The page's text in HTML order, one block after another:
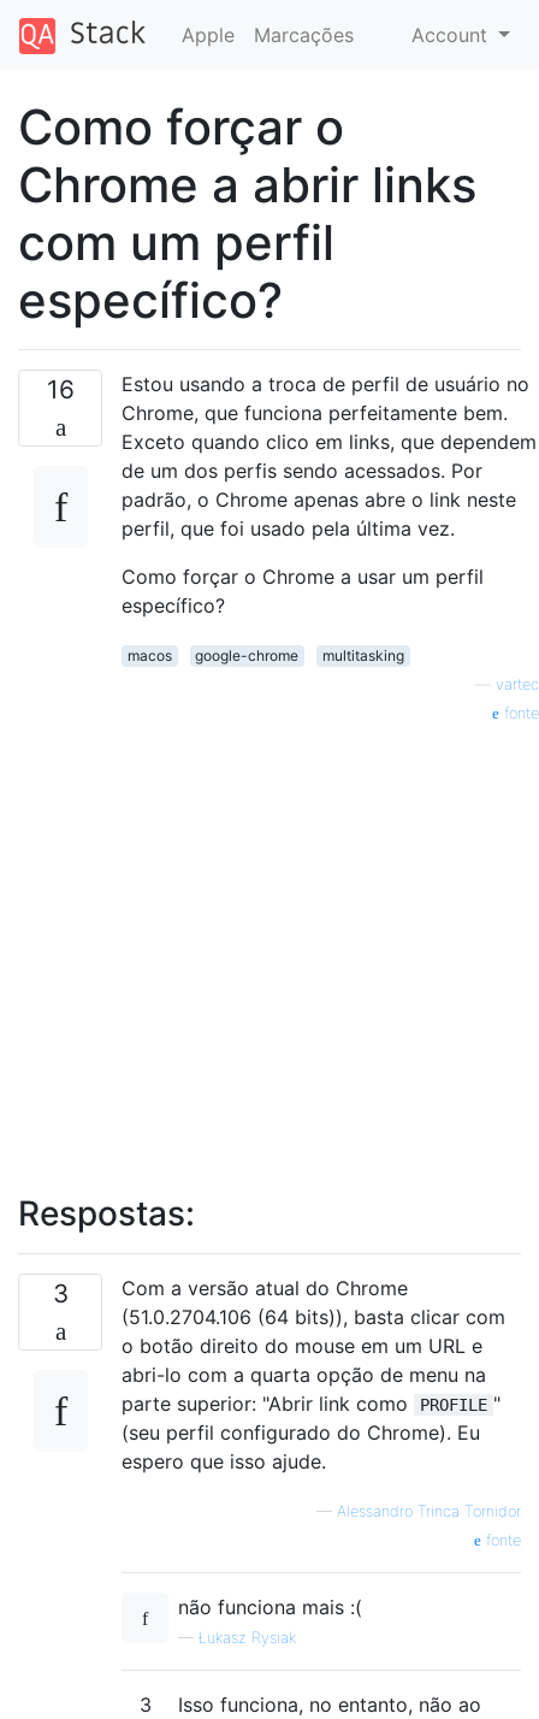
Apple Marcações Account
Como forçar o
Chrome a abrir links
com um perfil
específico?
16
Estou usando a troca de perfil de usuário no
Chrome, que funciona perfeitamente bem.
Exceto quando clico em links, que dependem
de um dos perfis sendo acessados. Por
padrão, o Chrome apenas abre o link neste
perfil, que foi usado pela última vez.
Como forçar o Chrome a usar um perfil
específico?
macos google-chrome
multitasking
vartec
fonte
Respostas:
3
Com a versão atual do Chrome
(51.0.2704.106 (64 bits)), basta clicar com
o botão direito do mouse em um URL e
abri-lo com a quarta opção de menu na
parte superior: "Abrir link como
PROFILE "
(seu perfil configurado do Chrome). Eu
espero que isso ajude.
— Alessandro Trinca Tornidor
fonte
não funciona mais :(
— Łukasz Rysiak
3
Isso funciona, no entanto, não ao